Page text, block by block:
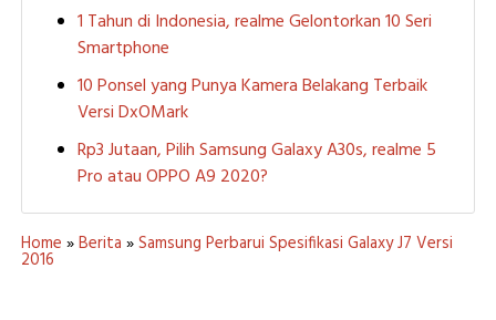
1 Tahun di Indonesia, realme Gelontorkan 10 Seri
Smartphone
10 Ponsel yang Punya Kamera Belakang Terbaik
Versi DxOMark
Rp3 Jutaan, Pilih Samsung Galaxy A30s, realme 5
Pro atau OPPO A9 2020?
Home »Berita »Samsung Perbarui Spesifikasi Galaxy J7 Versi
2016